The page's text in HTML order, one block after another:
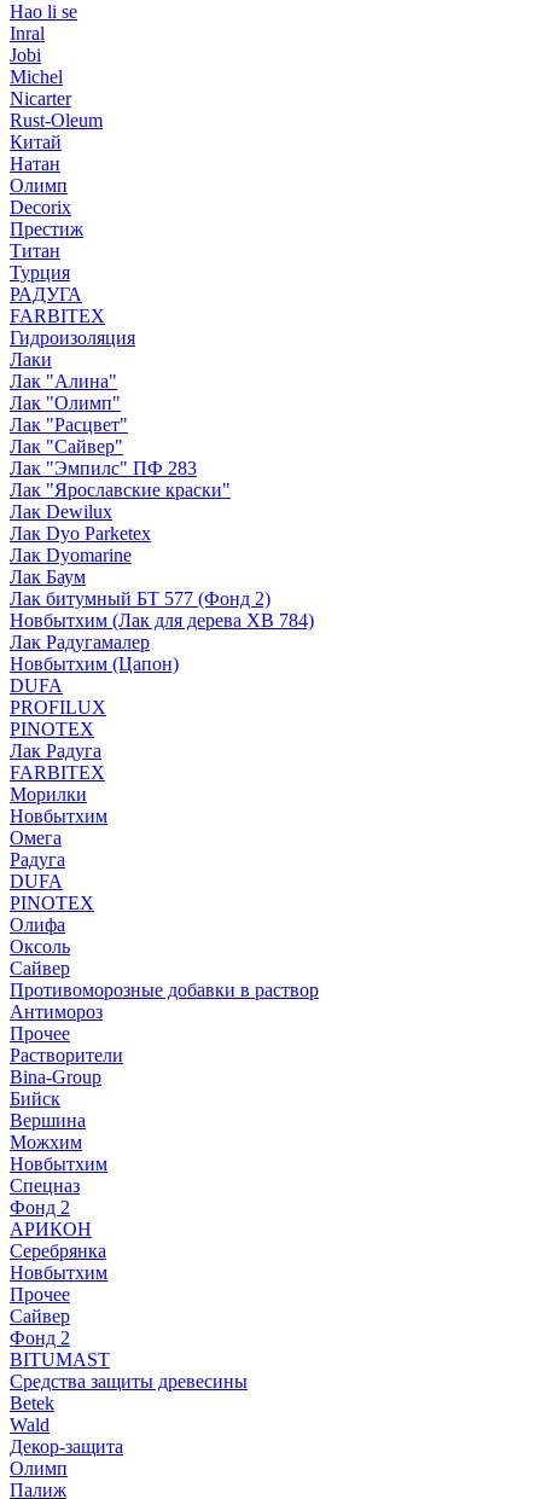
Hao li se
Inral
Jobi
Michel
Nicarter
Rust-Oleum
Китай
Натан
Олимп
Decorix
Престиж
Титан
Турция
РАДУГА
FARBITEX
Гидроизоляция
Лаки
Лак "Алина"
Лак "Олимп"
Лак "Расцвет"
Лак "Сайвер"
Лак "Эмпилс" ПФ 283
Лак "Ярославские краски"
Лак Dewilux
Лак Dyo Parketex
Лак Dyomarine
Лак Баум
Лак битумный БТ 577 (Фонд 2)
Новбытхим (Лак для дерева ХВ 784)
Лак Радугамалер
Новбытхим (Цапон)
DUFA
PROFILUX
PINOTEX
Лак Радуга
FARBITEX
Морилки
Новбытхим
Омега
Радуга
DUFA
PINOTEX
Олифа
Оксоль
Сайвер
Противоморозные добавки в раствор
Антимороз
Прочее
Растворители
Bina-Group
Бийск
Вершина
Можхим
Новбытхим
Спецназ
Фонд 2
АРИКОН
Серебрянка
Новбытхим
Прочее
Сайвер
Фонд 2
BITUMAST
Средства защиты древесины
Betek
Wald
Декор-защита
Олимп
Палиж